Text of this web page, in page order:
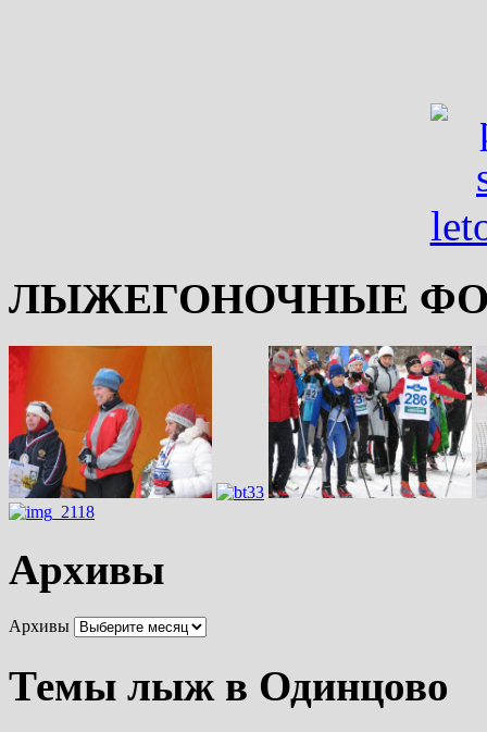
ЛЫЖЕГОНОЧНЫЕ
Архивы
Архивы
Темы лыж в Одинцово